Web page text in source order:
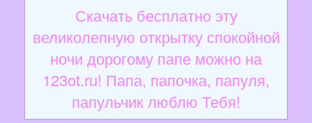
Скачать бесплатно эту
великолепную открытку спокойной
ночи дорогому папе можно на
123ot.ru! Папа, папочка, папуля,
папульчик люблю Тебя!